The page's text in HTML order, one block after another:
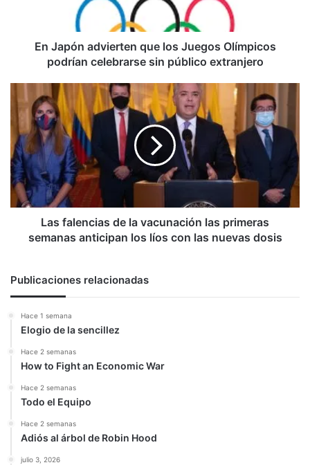
En Japón advierten que los Juegos Olímpicos
podrían celebrarse sin público extranjero
falencias
de
vacunación
las
primeras
semanas
anticipan
nuevas
dosis
Las falencias de la vacunación las primeras
semanas anticipan los líos con las nuevas dosis
Publicaciones relacionadas
Hace 1 semana
Elogio de la sencillez
Hace 2 semanas
How to Fight an Economic War
Hace 2 semanas
Todo el Equipo
Hace 2 semanas
Adiós al árbol de Robin Hood
julio 3, 2026